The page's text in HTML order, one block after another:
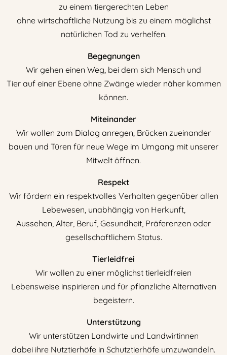
zu einem tiergerechten Leben
ohne wirtschaftliche Nutzung bis zu einem möglichst
natürlichen Tod zu verhelfen.
Begegnungen
Wir gehen einen Weg, bei dem sich Mensch und
Tier auf einer Ebene ohne Zwänge wieder näher kommen
können.
Miteinander
Wir wollen zum Dialog anregen, Brücken zueinander
bauen und Türen für neue Wege im Umgang mit unserer
Mitwelt öffnen.
Respekt
Wir fördern ein respektvolles Verhalten gegenüber allen
Lebewesen, unabhängig von Herkunft,
Aussehen, Alter, Beruf, Gesundheit, Präferenzen oder
gesellschaftlichem Status.
Tierleidfrei
Wir wollen zu einer möglichst tierleidfreien
Lebensweise inspirieren und für pflanzliche Alternativen
begeistern.
Unterstützung
Wir unterstützen Landwirte und Landwirtinnen
dabei ihre Nutztierhöfe in Schutztierhöfe umzuwandeln.